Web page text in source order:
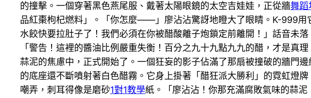
的撞擊。一個穿著黑色燕尾服、戴著太陽眼鏡的太空吉娃娃，正從牆舞蹈
品紅棗枸杞燃料」。「你怎麼——」廖沾沾驚訝地瞪大了眼睛。K-999用
水餃快要拉肚子了！我們必須在你被醋酸離子炮鎖定前離開！」話音未
「警告！這裡的醬油比例嚴重失衡！百分之九十九點九九的醋，才是真
蒜泥的焦慮中，正式開始了。一個狂妄的影子佔滿了那扇被撞破的牆門
的底座還不斷噴射著白色醋霧。它身上掛著「醋狂派大勝利」的霓虹燈
嘲弄，刺耳得像是磨砂1對1教學紙。「廖沾沾！你那充滿腐敗氣味的蒜